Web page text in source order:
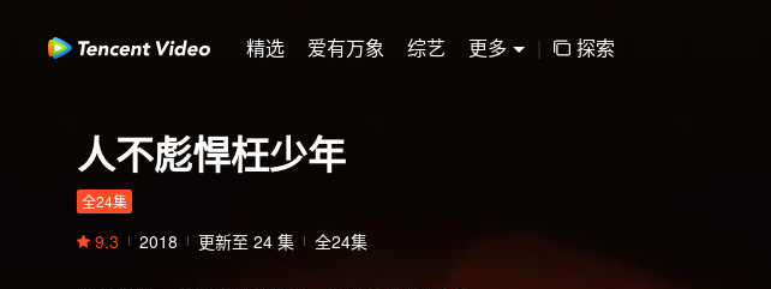
精选 爱有万象 综艺 更多 | 探索
人不彪悍枉少年
全24集
9.3 2018 更新至 24 集 全24集